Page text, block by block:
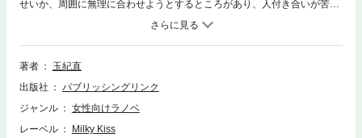
せいか、周囲に無理に合わせようとするところがあり、人付き合いが苦手
で、今まで男性とつきあったこともない。ある時、地域の図書館で視覚障
害者の子供と出会ったことをきっかけに、麻姫は読み聞かせのボランティ
アを始める。何かあるとすぐに泣いてしまう麻姫を見て、イケメン司書の
星野宗一郎（29歳）はある日思わずその唇を奪ってしまった。それから、
然図書館廃止の知らせが飛び込んで来た。しかも、その計画には麻姫の父
や兄が関わっているという。麻姫は阻止しようと署名運動を立ち上げるの
著者
玉紀直
出版社
パブリッシングリンク
ジャンル
女性向けラノベ
レーベル
Milky Kiss